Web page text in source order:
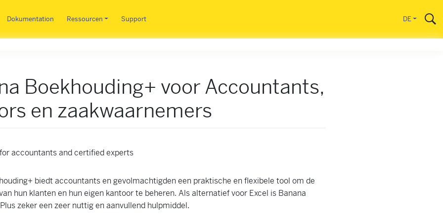
Dokumentation Ressourcen Support DE
Boekhouding+ voor Accountants,
en zaakwaarnemers
biedt accountants en gevolmachtigden een praktische en flexibele tool om de
hun klanten en hun eigen kantoor te beheren. Als alternatief voor Excel is Banana
zeker een zeer nuttig en aanvullend hulpmiddel.